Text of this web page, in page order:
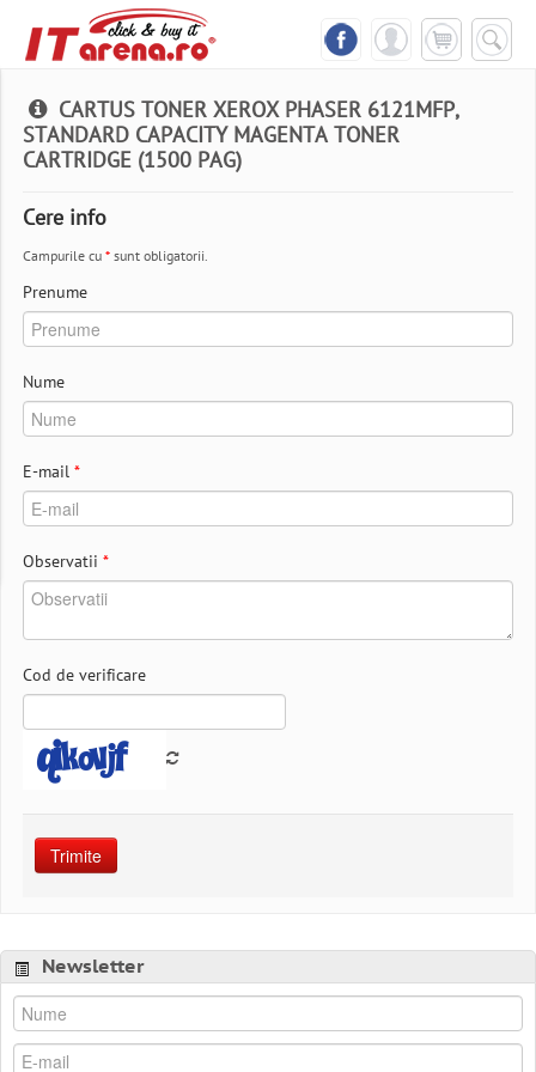
CARTUS TONER XEROX PHASER 6121MFP,
STANDARD CAPACITY MAGENTA TONER
CARTRIDGE (1500 PAG)
Cere info
Campurile cu * sunt obligatorii.
Prenume
Nume
E-mail *
Observatii *
Cod de verificare
Trimite
Newsletter